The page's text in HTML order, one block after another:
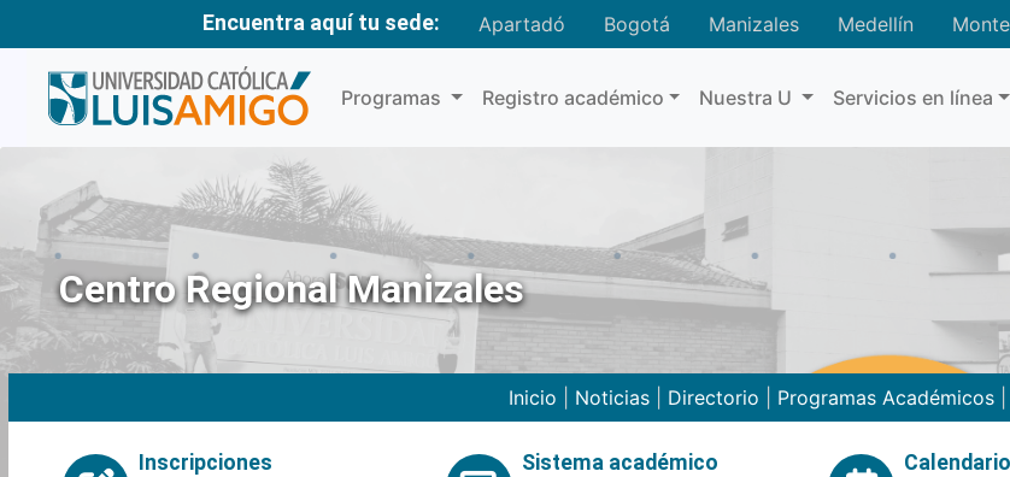
Encuentra aquí tu sede: Apartadó Bogotá Manizales Medellín
Programas Registro académico Nuestra U Servicios en línea
Centro Regional Manizales
Inicio Noticias| Directorio Programas Académicos|
Inscripciones
Sistema académico